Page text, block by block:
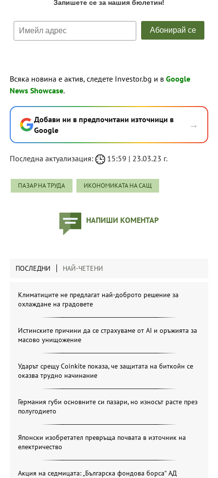
Всяка новина е актив, следете Investor.bg и в Google
News Showcase.
Добави ни в предпочитани източници в
Google
→
Последна актуализация: 15:59 | 23.03.23 г.
ПАЗАР НА ТРУДА ИКОНОМИКАТА НА САЩ
НАПИШИ КОМЕНТАР
ПОСЛЕДНИ НАЙ-ЧЕТЕНИ
Климатиците не предлагат най-доброто решение за
охлаждане на градовете
Истинските причини да се страхуваме от AI и оръжията за
масово унищожение
Ударът срещу Coinkite показа, че защитата на биткойн се
оказва трудно начинание
Германия губи основните си пазари, но износът расте през
полугодието
Японски изобретател превръща почвата в източник на
електричество
Акция на седмицата: „Българска фондова борса“ АД